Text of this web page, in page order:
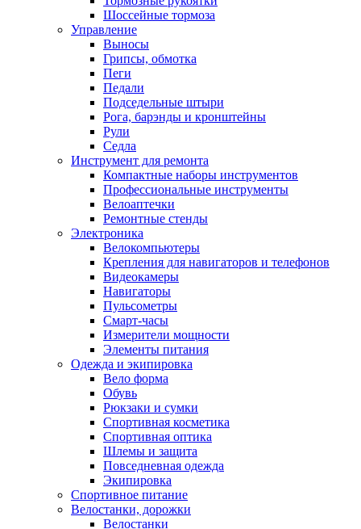
Шоссейные тормоза
Управление
Выносы
Грипсы, обмотка
Пеги
Педали
Подседельные штыри
Рога, барэнды и кронштейны
Рули
Седла
Инструмент для ремонта
Компактные наборы инструментов
Профессиональные инструменты
Велоаптечки
Ремонтные стенды
Электроника
Велокомпьютеры
Крепления для навигаторов и телефонов
Видеокамеры
Навигаторы
Пульсометры
Смарт-часы
Измерители мощности
Элементы питания
Одежда и экипировка
Вело форма
Обувь
Рюкзаки и сумки
Спортивная косметика
Спортивная оптика
Шлемы и защита
Повседневная одежда
Экипировка
Спортивное питание
Велостанки, дорожки
Велостанки